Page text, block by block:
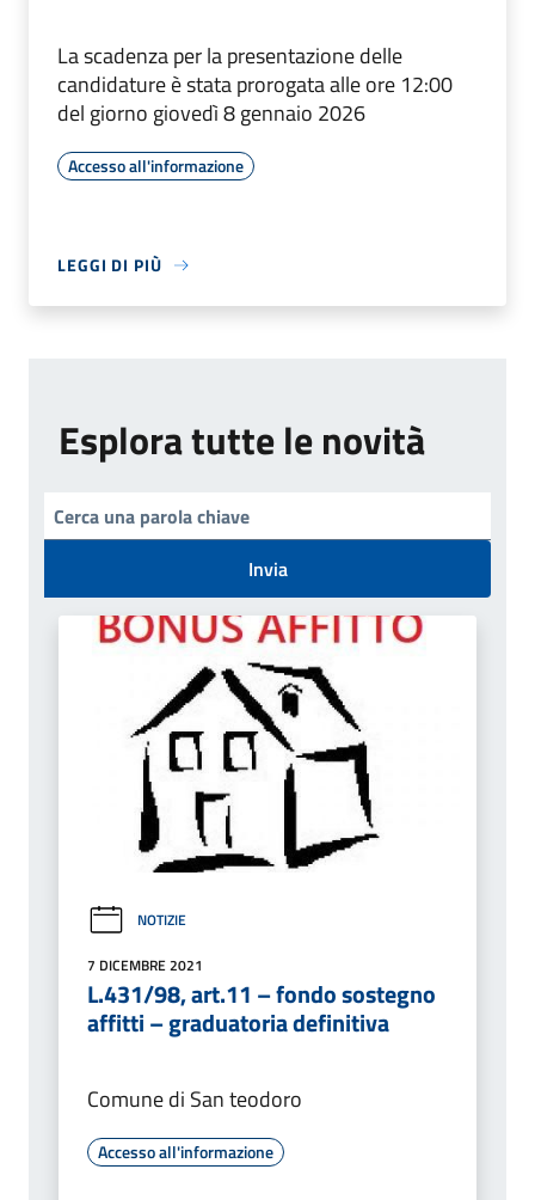
La scadenza per la presentazione delle
candidature è stata prorogata alle ore 12:00
del giorno giovedì 8 gennaio 2026
Accesso all'informazione
LEGGI DI PIÙ
Esplora tutte le novità
Invia
NOTIZIE
7 DICEMBRE 2021
L.431/98, art.11 – fondo sostegno
affitti – graduatoria definitiva
Comune di San teodoro
Accesso all'informazione